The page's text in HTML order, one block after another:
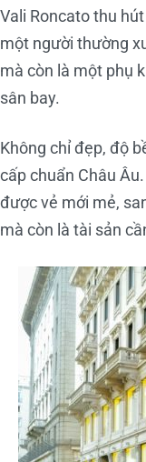
Vali Roncato thu
một người thường
mà còn là một phụ
sân bay.
Không chỉ đẹp, độ
cấp chuẩn Châu
được vẻ mới mẻ,
mà còn là tài sản